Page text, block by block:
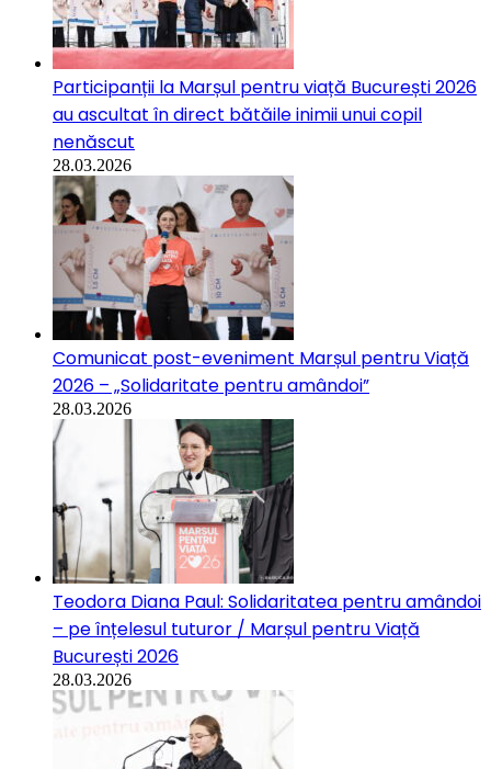
Participanții la Marșul pentru viață București 2026
au ascultat în direct bătăile inimii unui copil
nenăscut
28.03.2026
Comunicat post-eveniment Marșul pentru Viață
2026 – „Solidaritate pentru amândoi”
28.03.2026
Teodora Diana Paul: Solidaritatea pentru amândoi
– pe înțelesul tuturor / Marșul pentru Viață
București 2026
28.03.2026